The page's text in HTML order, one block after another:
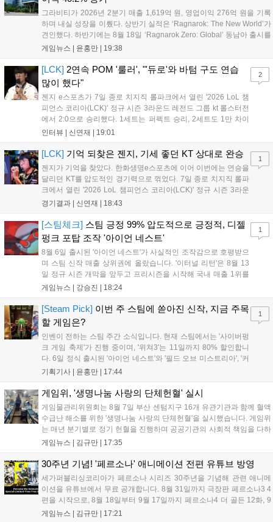
그라비티가 2026년 2분기 매출 1,619억 원, 영업이익 276억 원을 기록
하며 내실 성장을 이뤘다. 상반기 실적은 ‘Ragnarok: The New World’가
견인했다. 하반기에는 8월 18일 ‘Ragnarok Zero: Global’ 동남아 출시를
시작으로 9월 3일 ‘달려라 헤베레케 EX’, 9월 22일 ‘갈바테인’ 등 다양한
이’ 출시가 예정돼 있으며, 2027년에는 ‘Ragnarok 3’ 등 대작을 글로벌
출시할 계획이다. 그라비티는 조인트벤처 설립과 라그나로크 에코 시스
템 구축을 통해 신성장 동력을 확보할 방침이다....
게임뉴스 | 윤홍만 19:38
[LCK] 2연속 POM '룰러', "'듀로'와 바텀 구도 연습
많이 했다"
젠지 e스포츠가 7일 종로 치지직 롤파크에서 열린 '2026 LoL 챔
피언스 코리아(LCK)' 정규 시즌 3라운드 레전드 그룹 kt 롤스터전
에서 2:0으로 승리했다. 1세트는 퍼펙트 승리, 2세트도 1만 차이
를 벌리며 25분 만에 승리하면서 말 그대로 압도적인 경기력을 선
하며 POM에 선정됐...
인터뷰 | 신연재 19:01
2
[LCK] 기억 되찾은 젠지, 기세 좋던 KT 상대로 완승
젠지가 기억을 찾았다. 한화생명e스포츠에 이어 이번에는 연승을
달리던 KT를 압도적인 경기력으로 꺾었다. 7일 종로 치지직 롤파
크에서 열린 '2026 LoL 챔피언스 코리아(LCK)' 정규 시즌 3라운
드 레전드 그룹, kt 롤스터와 젠지 e스포츠의 대결에서 젠지가 압
기억을 되찾기라도 한 듯 1,...
경기결과 | 신연재 18:43
1
[스팀체크] 스팀 긍정 99% 압도적으로 긍정적, 디젤
펑크 포탑 조작 '아이언 네스트'
8월 6일 출시된 '아이언 네스트'가 사실적인 조작감으로 호평받으
며 스팀 신작 매출 상위권에 올랐습니다. '이터널 리턴'은 8월 13
일 정규 시즌 개막을 앞두고 프리시즌을 시작해 국내 매출 1위를
기록했습니다. 25주년을 맞은 '고스트 리콘' 시리즈는 8월 6일 쇼
'마블 투혼: 파이팅 소울즈'와 레트로 수리 시뮬레이션 '리스토
리'도 스팀에 정식 출시되었습니다....
게임뉴스 | 강승진 18:24
1
[Steam Pick] 이번 주 스팀에 쏟아진 신작, 지금 주목
할 게임은?
인벤이 전하는 스팀 주간 소식입니다. 현재 스팀에서는 '사이버펑
크 게임 축제'가 진행 중이며, '위쳐3'는 11일까지 80% 할인합니
다. 6일 정식 출시된 '아이언 네스트'와 '필드 오브 미스트리아', '커
세어 코브'가 호평받고 있습니다. 한편, 7일 출시된 '마블 투혼'은
다. 유비소프트의 '고스트리콘: 와일드랜드'는 7년 만의 대규모 업
데이트 '라스트 라이츠'와 함께 95% 할인 중입니다....
기획기사 | 윤홍만 17:44
1
게임위, '생명나눔 사랑의 단체헌혈' 실시
게임물관리위원회는 8월 7일 부산 센텀지구 16개 유관기관과 함께 혈액
수급난 해소를 위한 '생명나눔 사랑의 단체헌혈'을 실시했습니다. 게임위
는 매년 분기별로 정기 헌혈을 진행하며 공공기관의 사회적 책임을 다하
고 있으며, 이번 행사에는 영화진흥위원회 등 14개 기관 임직원이 동참
따뜻한 실천에 참여한 모든 임직원에게 감사의 뜻을 전하며 헌혈 문화
확산에 앞장섰습니다....
게임뉴스 | 김규만 17:35
30주년 기념! '페르소나' 애니메이션 전편 유튜브 방영
세가퍼블리싱코리아가 페르소나 시리즈 30주년을 기념해 관련 애니메
이션을 유튜브에서 무료 공개합니다. 8월 31일까지 극장판 페르소나3 4
편을 시작으로, 8월 18일부터 9월 17일까지 페르소나4 더 골든 12화, 9
월 15일부터 10월 14일까지 페르소나5 시리즈가 순차 공개됩니다. 또한
게임뉴스 | 김규만 17:21